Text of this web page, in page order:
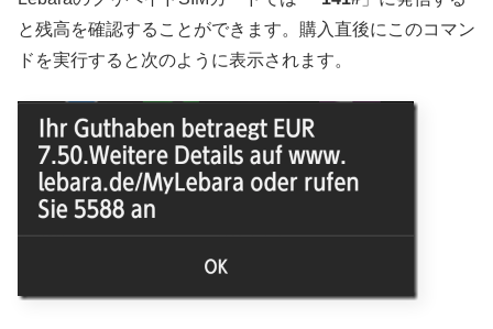
と残高を確認することができます。購入直後にこのコマン
ドを実行すると次のように表示されます。